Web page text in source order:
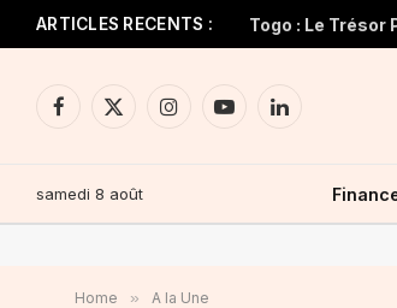
ARTICLES RECENTS :
Facebook
X
InstagramYouTubeLinkedIn
samedi 8 août
Home » A la Une